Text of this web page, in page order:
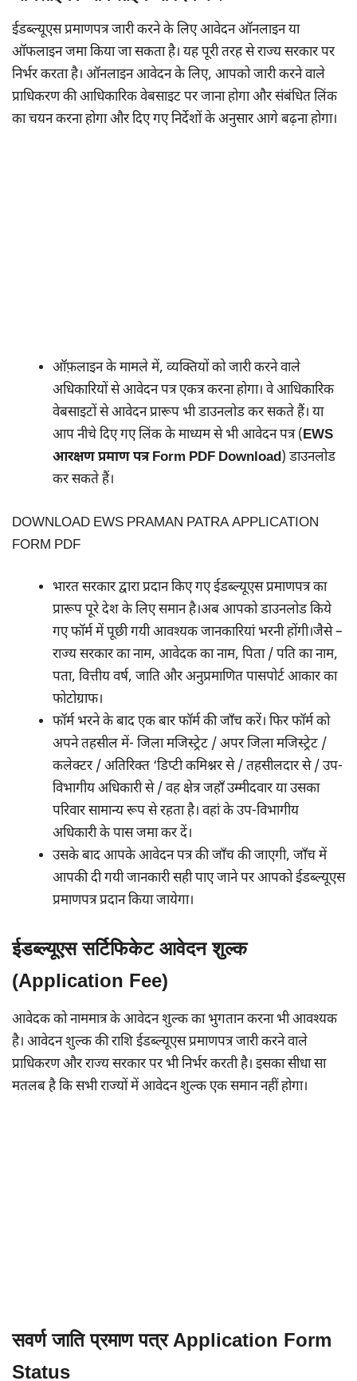
ईडब्ल्यूएस प्रमाणपत्र जारी करने के लिए आवेदन ऑनलाइन या
ऑफलाइन जमा किया जा सकता है। यह पूरी तरह से राज्य सरकार पर
निर्भर करता है। ऑनलाइन आवेदन के लिए, आपको जारी करने वाले
प्राधिकरण की आधिकारिक वेबसाइट पर जाना होगा और संबंधित लिंक
का चयन करना होगा और दिए गए निर्देशों के अनुसार आगे बढ़ना होगा।
ऑफ़लाइन के मामले में, व्यक्तियों को जारी करने वाले
अधिकारियों से आवेदन पत्र एकत्र करना होगा। वे आधिकारिक
वेबसाइटों से आवेदन प्रारूप भी डाउनलोड कर सकते हैं। या
आप नीचे दिए गए लिंक के माध्यम से भी आवेदन पत्र (EWS
आरक्षण प्रमाणपत्रForm PDF Download) डाउनलोड
कर सकते हैं।
DOWNLOAD EWS PRAMAN PATRA APPLICATION
FORM PDF
भारत सरकार द्वारा प्रदान किए गए ईडब्ल्यूएस प्रमाणपत्र का
प्रारूप पूरे देश के लिए समान है।अब आपको डाउनलोड किये
गए फॉर्म में पूछी गयी आवश्यक जानकारियां भरनी होंगी।जैसे –
राज्य सरकार का नाम, आवेदक का नाम, पिता / पति का नाम,
पता, वित्तीय वर्ष, जाति और अनुप्रमाणित पासपोर्ट आकार का
फोटोग्राफ।
फॉर्म भरने के बाद एक बार फॉर्म की जाँच करें। फिर फॉर्म को
अपने तहसील में- जिला मजिस्ट्रेट / अपर जिला मजिस्ट्रेट /
कलेक्टर / अतिरिक्त ‘डिप्टी कमिश्नर से / तहसीलदार से / उप-
विभागीय अधिकारी से / वह क्षेत्र जहाँ उम्मीदवार या उसका
परिवार सामान्य रूप से रहता है। वहां के उप-विभागीय
अधिकारी के पास जमा कर दें।
उसके बाद आपके आवेदन पत्र की जाँच की जाएगी, जाँच में
आपकी दी गयी जानकारी सही पाए जाने पर आपको ईडब्ल्यूएस
प्रमाणपत्र प्रदान किया जायेगा।
ईडब्ल्यूएस सर्टिफिकेट आवेदन शुल्क
(Application Fee)
आवेदक को नाममात्र के आवेदन शुल्क का भुगतान करना भी आवश्यक
है। आवेदन शुल्क की राशि ईडब्ल्यूएस प्रमाणपत्र जारी करने वाले
प्राधिकरण और राज्य सरकार पर भी निर्भर करती है। इसका सीधा सा
मतलब है कि सभी राज्यों में आवेदन शुल्क एक समान नहीं होगा।
सवर्ण जाति प्रमाण पत्रApplication Form
Status